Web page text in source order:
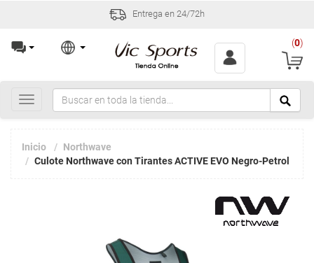
Entrega en 24/72h
(0)
Toggle
navigation
Inicio
Northwave
Culote Northwave con Tirantes ACTIVE EVO Negro-Petrol